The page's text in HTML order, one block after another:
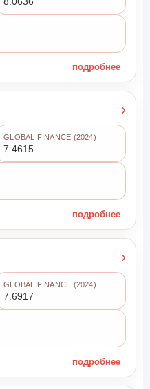
подробнее
›
GLOBAL FINANCE (2024)
7.4615
подробнее
›
GLOBAL FINANCE (2024)
7.6917
подробнее